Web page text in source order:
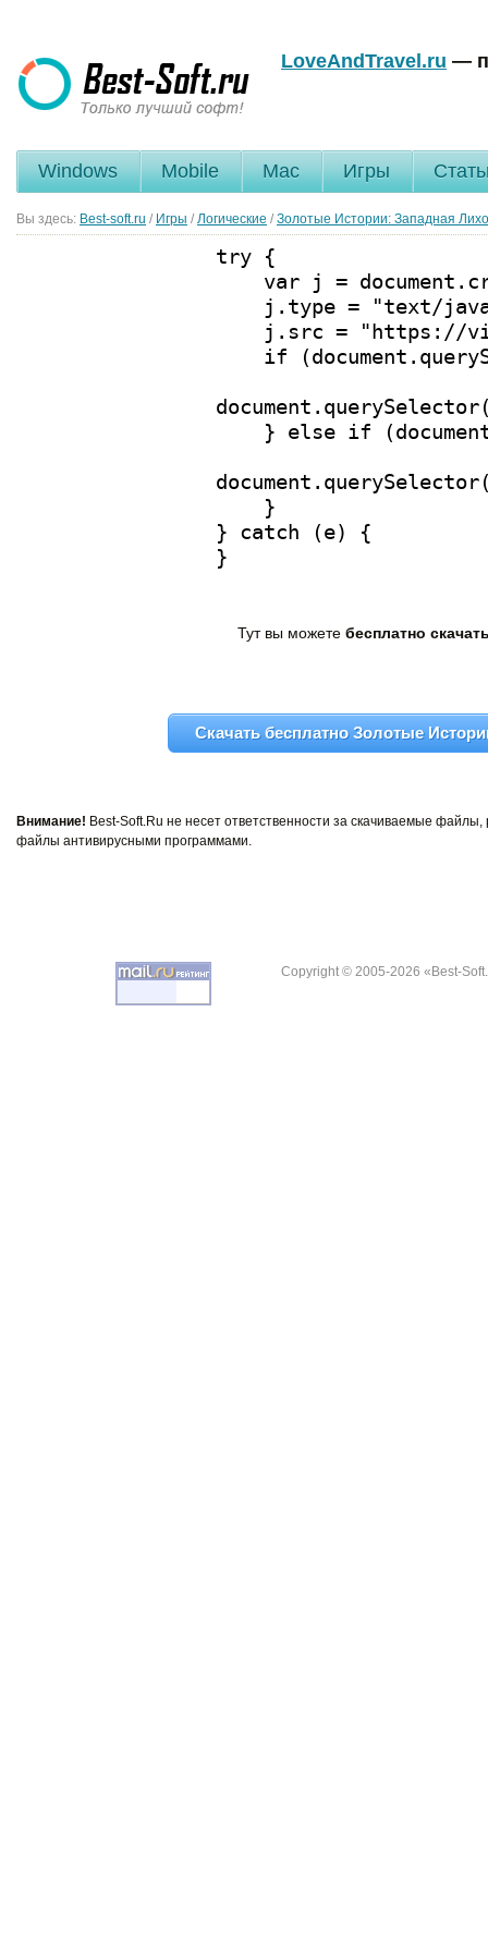
LoveAndTravel.ru —
Windows Mobile Mac Игры
Вы здесь: Best-soft.ru / Игры / Логические / Золотые Истории: Западная
Тут вы можете бесплатно
Скачать бесплатно Золотые
Внимание! Best-Soft.Ru не несет ответственности за скачиваемые
файлы антивирусными программами.
Copyright © 2005-2026 «Best-